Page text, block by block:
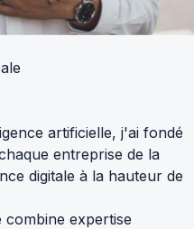
artificielle, j'ai fondé
entreprise de la
digitale à la hauteur de
combine expertise